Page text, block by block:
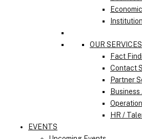
OUR SERVICES
Fact
Contact
Partner
HR /
EVENTS